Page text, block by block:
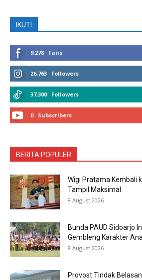
IKUTI
9,278 Fans
26,763 Followers
37,300 Followers
0 Subscribers
BERITA POPULER
Wigi Pratama Kembali
Tampil Maksimal
8 August 2026
Bunda PAUD Sidoarjo
Gembleng Karakter
8 August 2026
Provost Tindak